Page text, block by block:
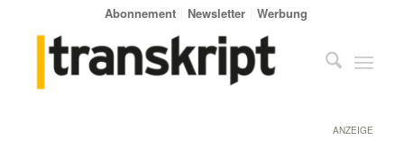
Abonnement Newsletter Werbung
ANZEIGE